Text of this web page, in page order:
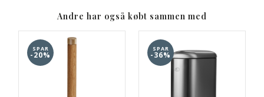
Andre har også købt sammen med
SPAR
-20%
SPAR
-36%